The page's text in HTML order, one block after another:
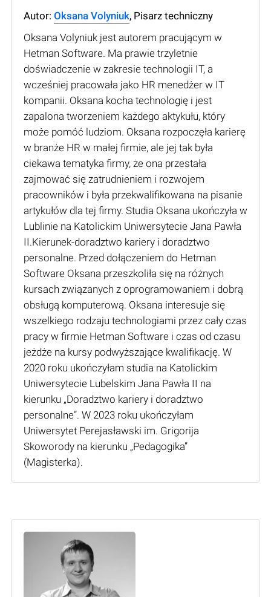
Autor: Oksana Volyniuk, Pisarz techniczny
Oksana Volyniuk jest autorem pracującym w
Hetman Software. Ma prawie trzyletnie
doświadczenie w zakresie technologii IT, a
wcześniej pracowała jako HR menedżer w IT
kompanii. Oksana kocha technologię i jest
zapalona tworzeniem każdego aktykułu, który
może pomóć ludziom. Oksana rozpoczęła karierę
w branże HR w małej firmie, ale jej tak była
ciekawa tematyka firmy, że ona przestała
zajmować się zatrudnieniem i rozwojem
pracowników i była przekwalifikowana na pisanie
artykułów dla tej firmy. Studia Oksana ukończyła w
Lublinie na Katolickim Uniwersytecie Jana Pawła
II.Kierunek-doradztwo kariery i doradztwo
personalne. Przed dołączeniem do Hetman
Software Oksana przeszkoliła się na różnych
kursach związanych z oprogramowaniem i dobrą
obsługą komputerową. Oksana interesuje się
wszelkiego rodzaju technologiami przez cały czas
pracy w firmie Hetman Software i czas od czasu
jeżdże na kursy podwyższające kwalifikację. W
2020 roku ukończyłam studia na Katolickim
Uniwersytecie Lubelskim Jana Pawła II na
kierunku „Doradztwo kariery i doradztwo
personalne”. W 2023 roku ukończyłam
Uniwersytet Perejasławski im. Grigorija
Skoworody na kierunku „Pedagogika”
(Мagisterka).